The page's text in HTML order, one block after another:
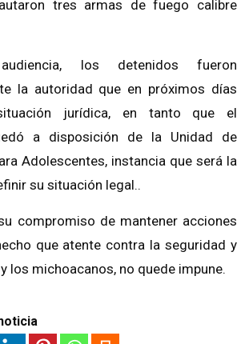
tres armas de fuego calibre
los detenidos fueron
la autoridad que en próximos días
jurídica, en tanto que el
a disposición de la Unidad de
Adolescentes, instancia que será la
su situación legal..
compromiso de mantener acciones
que atente contra la seguridad y
los michoacanos, no quede impune.